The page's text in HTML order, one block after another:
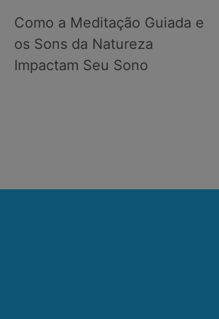
Como a Meditação Guiada e
os Sons da Natureza
Impactam Seu Sono